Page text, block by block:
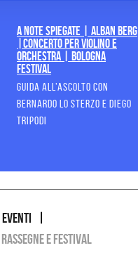
A Note Spiegate | Alban Berg
|Concerto per violino e
orchestra | Bologna
Festival
GUIDA ALL’ASCOLTO CON
BERNARDO LO STERZO E DIEGO
TRIPODI
eventi
rassegne e festival